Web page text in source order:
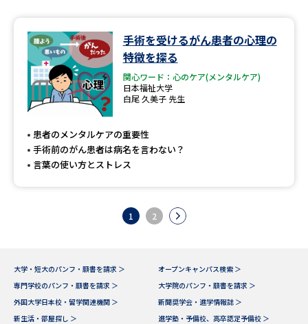
手術を受けるがん患者の心理の
特徴を探る
関心ワード：心のケア(メンタルケア)
日本福祉大学
白尾 久美子 先生
患者のメンタルケアの重要性
手術前のがん患者は病名を言わない？
言葉の使い方とストレス
1 2
大学・短大のパンフ・願書を請求 ＞
オープンキャンパス検索 ＞
専門学校のパンフ・願書を請求 ＞
大学院のパンフ・願書を請求 ＞
外国大学日本校・留学関連機関 ＞
新聞奨学会・進学情報誌 ＞
新生活・部屋探し ＞
進学塾・予備校、高卒認定予備校 ＞